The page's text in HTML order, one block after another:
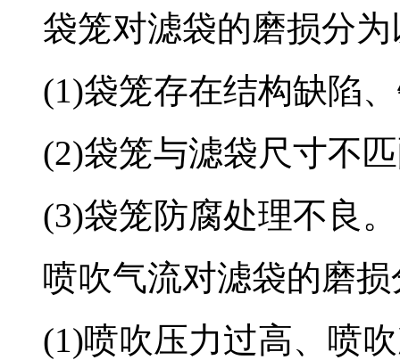
袋笼对滤袋的磨损分为
(1)袋笼存在结构缺陷
(2)袋笼与滤袋尺寸不
(3)袋笼防腐处理不良。
喷吹气流对滤袋的磨损
(1)喷吹压力过高、喷